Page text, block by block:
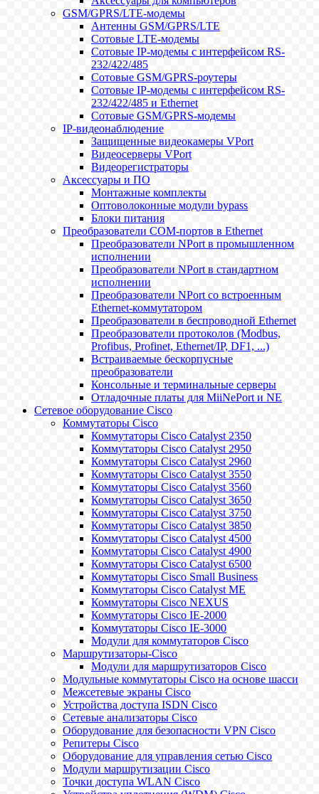
GSM/GPRS/LTE-модемы
Антенны GSM/GPRS/LTE
Сотовые LTE-модемы
Сотовые IP-модемы с интерфейсом RS-
232/422/485
Сотовые GSM/GPRS-роутеры
Сотовые IP-модемы с интерфейсом RS-
232/422/485 и Ethernet
Сотовые GSM/GPRS-модемы
IP-видеонаблюдение
Защищенные видеокамеры VPort
Видеосерверы VPort
Видеорегистраторы
Аксессуары и ПО
Монтажные комплекты
Оптоволоконные модули bypass
Блоки питания
Преобразователи COM-портов в Ethernet
Преобразователи NPort в промышленном
исполнении
Преобразователи NPort в стандартном
исполнении
Преобразователи NPort со встроенным
Ethernet-коммутатором
Преобразователи в беспроводной Ethernet
Преобразователи протоколов (Modbus,
Profibus, Profinet, Ethernet/IP, DF1, ...)
Встраиваемые бескорпусные
преобразователи
Консольные и терминальные серверы
Отладочные платы для MiiNePort и NE
Сетевое оборудование Cisco
Коммутаторы Cisco
Коммутаторы Cisco Catalyst 2350
Коммутаторы Cisco Catalyst 2950
Коммутаторы Cisco Catalyst 2960
Коммутаторы Cisco Catalyst 3550
Коммутаторы Cisco Catalyst 3560
Коммутаторы Cisco Catalyst 3650
Коммутаторы Cisco Catalyst 3750
Коммутаторы Cisco Catalyst 3850
Коммутаторы Cisco Catalyst 4500
Коммутаторы Cisco Catalyst 4900
Коммутаторы Cisco Catalyst 6500
Коммутаторы Cisco Small Business
Коммутаторы Cisco Catalyst ME
Коммутаторы Cisco NEXUS
Коммутаторы Cisco IE-2000
Коммутаторы Cisco IE-3000
Модули для коммутаторов Cisco
Маршрутизаторы-Cisco
Модули для маршрутизаторов Cisco
Модульные коммутаторы Cisco на основе шасси
Межсетевые экраны Cisco
Устройства доступа ISDN Cisco
Сетевые анализаторы Cisco
Оборудование для безопасности VPN Cisco
Репитеры Cisco
Оборудование для управления сетью Cisco
Модули маршрутизации Cisco
Точки доступа WLAN Cisco